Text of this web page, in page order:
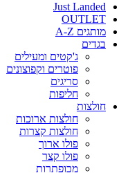
Just Landed
OUTLET
מותגים A-Z
בגדים
ג'קטים ומעילים
פוטרים וקפוצונים
סריגים
חליפות
חולצות
חולצות ארוכות
חולצות קצרות
פולו ארוך
פולו קצר
מכופתרות